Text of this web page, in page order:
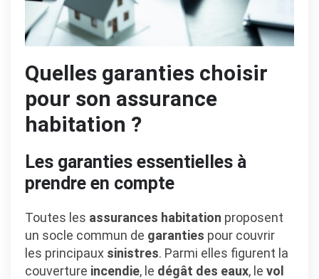
Quelles garanties choisir
pour son assurance
habitation ?
Les garanties essentielles à
prendre en compte
Toutes les assurances habitation proposent
un socle commun de garanties pour couvrir
les principaux sinistres. Parmi elles figurent la
couverture incendie, le dégât des eaux, le vol